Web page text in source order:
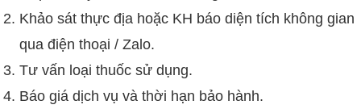
Khảo sát thực địa hoặc KH báo diện tích không gian
qua điện thoại / Zalo.
Tư vấn loại thuốc sử dụng.
Báo giá dịch vụ và thời hạn bảo hành.